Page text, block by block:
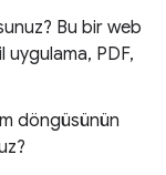
Bu bir web
uygulama, PDF,
döngüsünün